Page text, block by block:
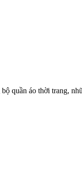
quần áo thời trang,